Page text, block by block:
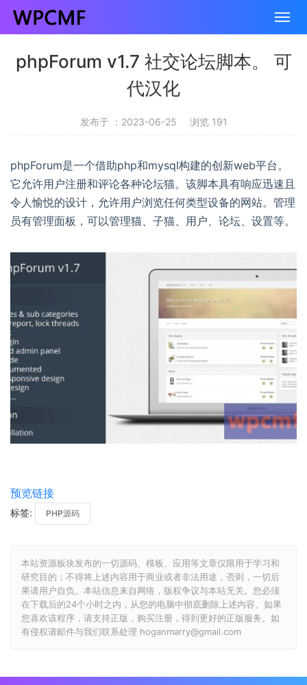
phpForum v1.7 社交论坛脚本。 可
代汉化
发布于 ：2023-06-25 浏览 191
phpForum是一个借助php和mysql构建的创新web平台。
它允许用户注册和评论各种论坛猫。该脚本具有响应迅速且
令人愉悦的设计，允许用户浏览任何类型设备的网站。管理
员有管理面板，可以管理猫、子猫、用户、论坛、设置等。
预览链接
标签: PHP源码
本站资源板块发布的一切源码、模板、应用等文章仅限用于学习和
研究目的；不得将上述内容用于商业或者非法用途，否则，一切后
果请用户自负。本站信息来自网络，版权争议与本站无关。您必须
在下载后的24个小时之内，从您的电脑中彻底删除上述内容。如果
您喜欢该程序，请支持正版，购买注册，得到更好的正版服务。如
有侵权请邮件与我们联系处理 hoganmarry@gmail.com